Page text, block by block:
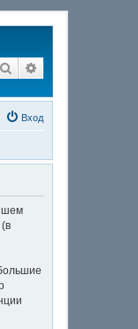
Поиск
Вход